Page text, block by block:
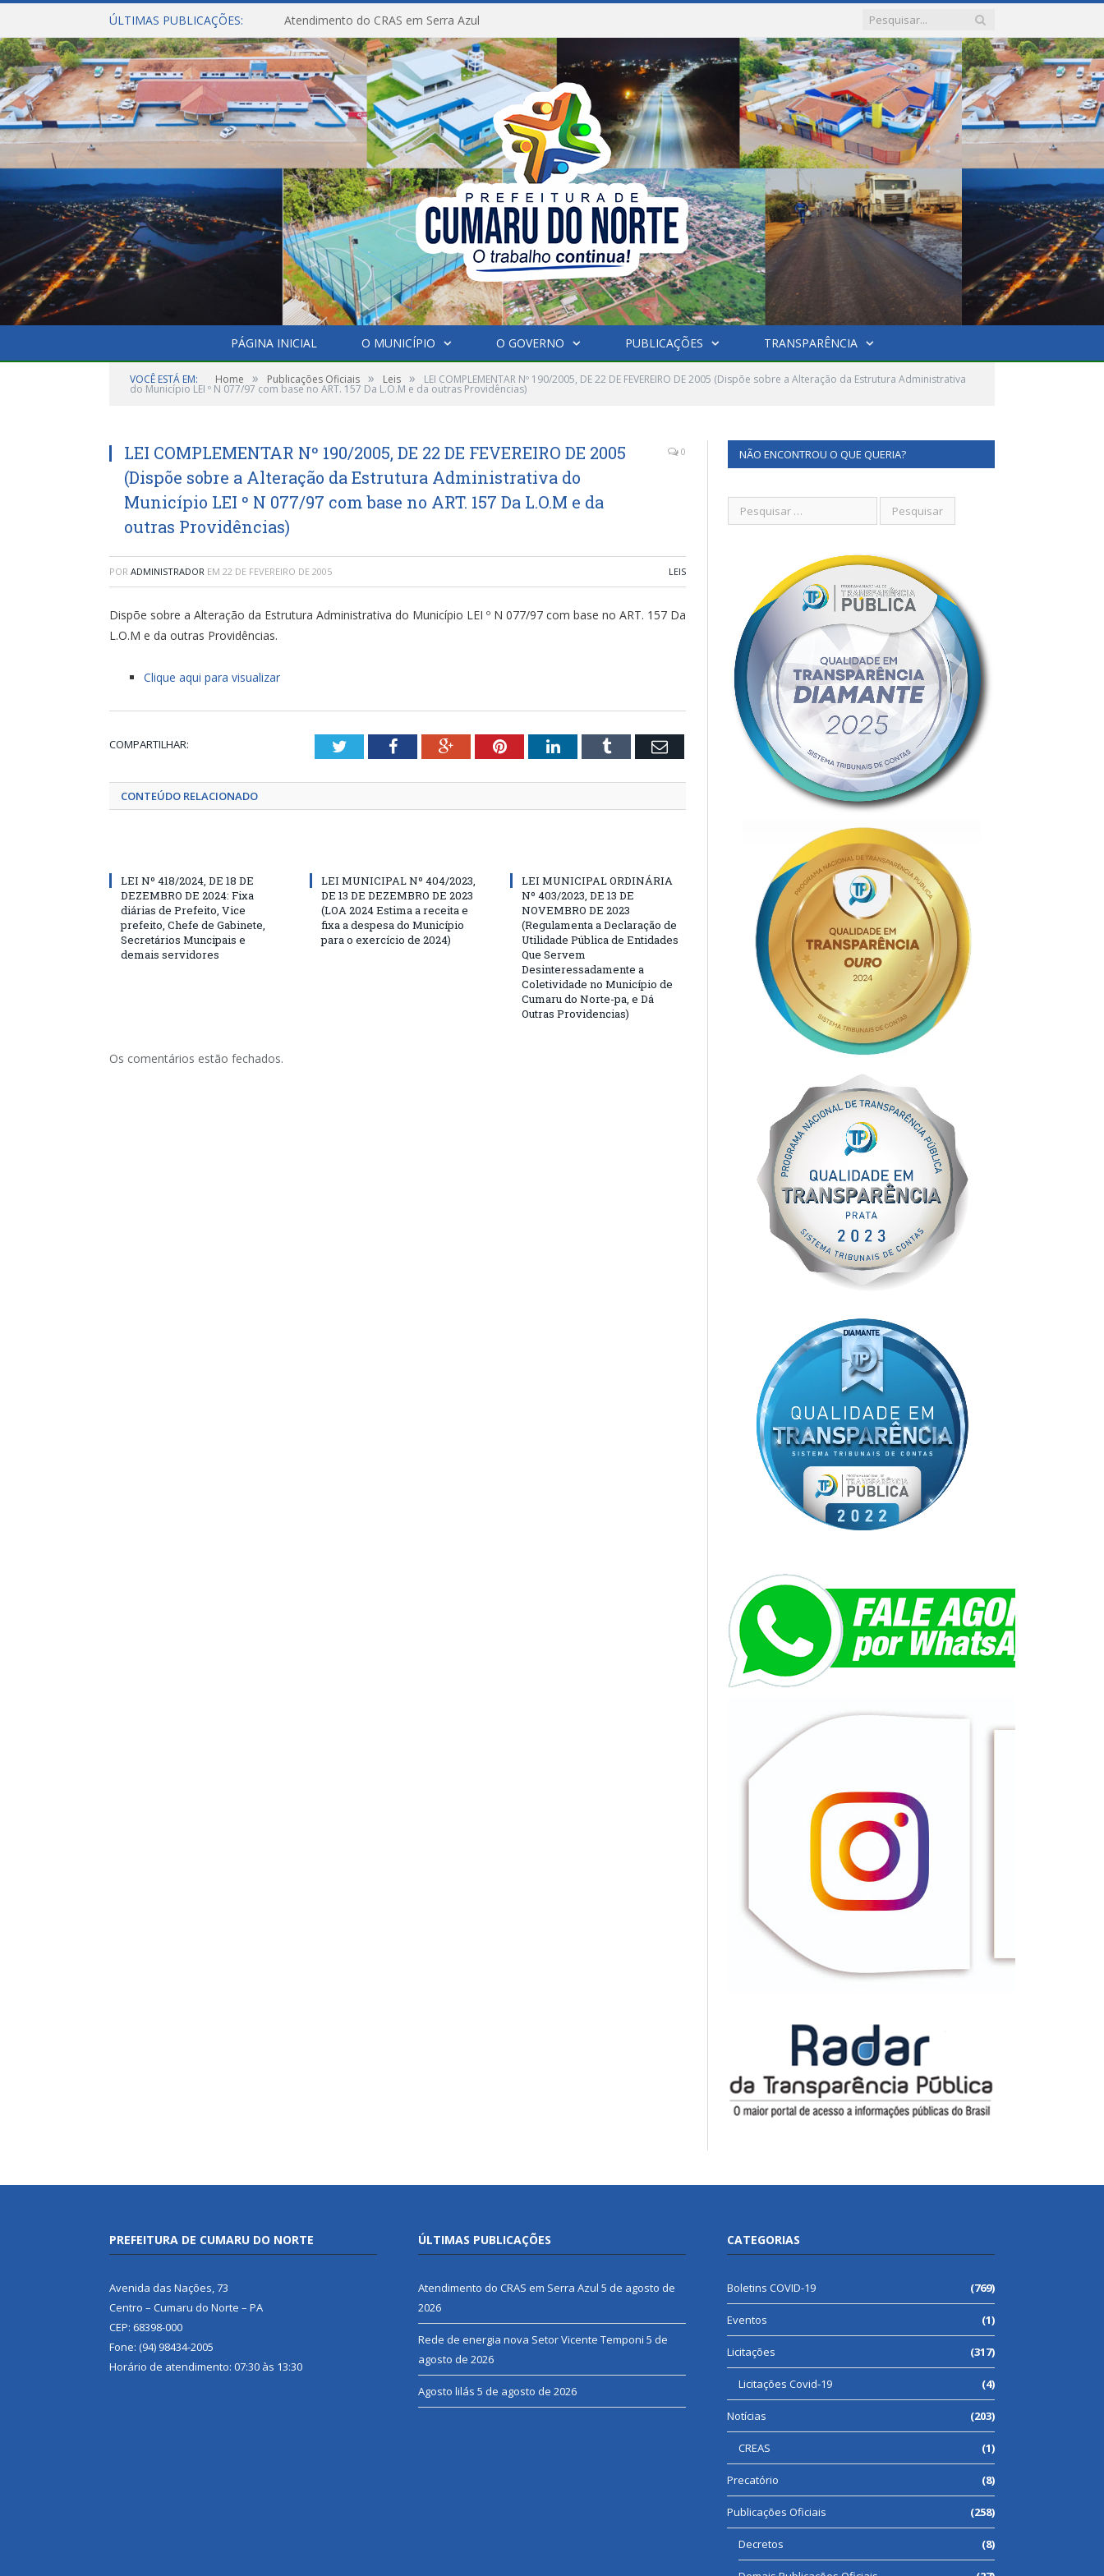
ÚLTIMAS PUBLICAÇÕES: Atendimento do CRAS em Serra Azul
PÁGINA INICIAL O MUNICÍPIO O GOVERNO PUBLICAÇÕES TRANSPARÊNCIA
VOCÊ ESTÁ EM: Home » Publicações Oficiais » Leis » LEI COMPLEMENTAR Nº 190/2005, DE 22 DE FEVEREIRO DE 2005 (Dispõe sobre a Alteração da Estrutura Administrativa
do Município LEI º N 077/97 com base no ART. 157 Da L.O.M e da outras Providências)
LEI COMPLEMENTAR Nº 190/2005, DE 22 DE FEVEREIRO DE 2005
(Dispõe sobre a Alteração da Estrutura Administrativa do
Município LEI º N 077/97 com base no ART. 157 Da L.O.M e da
outras Providências)
0
POR ADMINISTRADOR EM 22 DE FEVEREIRO DE 2005 LEIS
Dispõe sobre a Alteração da Estrutura Administrativa do Município LEI º N 077/97 com base no ART. 157 Da
L.O.M e da outras Providências.
Clique aqui para visualizar
COMPARTILHAR: TwitterFacebookGoogle+PinterestLinkedInTumblr Email
CONTEÚDO RELACIONADO
LEI Nº 418/2024, DE 18 DE
DEZEMBRO DE 2024: Fixa
diárias de Prefeito, Vice
prefeito, Chefe de Gabinete,
Secretários Muncipais e
demais servidores
LEI MUNICIPAL Nº 404/2023,
DE 13 DE DEZEMBRO DE 2023
(LOA 2024 Estima a receita e
fixa a despesa do Município
para o exercício de 2024)
LEI MUNICIPAL ORDINÁRIA
Nº 403/2023, DE 13 DE
NOVEMBRO DE 2023
(Regulamenta a Declaração de
Utilidade Pública de Entidades
Que Servem
Desinteressadamente a
Coletividade no Município de
Cumaru do Norte-pa, e Dá
Outras Providencias)
Os comentários estão fechados.
NÃO ENCONTROU O QUE QUERIA?
PREFEITURA DE CUMARU DO NORTE
Avenida das Nações, 73
Centro – Cumaru do Norte – PA
CEP: 68398-000
Fone: (94) 98434-2005
Horário de atendimento: 07:30 às 13:30
ÚLTIMAS PUBLICAÇÕES
Atendimento do CRAS em Serra Azul 5 de agosto de
2026
Rede de energia nova Setor Vicente Temponi 5 de
agosto de 2026
Agosto lilás 5 de agosto de 2026
CATEGORIAS
Boletins COVID-19 (769)
Eventos (1)
Licitações (317)
Licitações Covid-19 (4)
Notícias (203)
CREAS (1)
Precatório (8)
Publicações Oficiais (258)
Decretos (8)